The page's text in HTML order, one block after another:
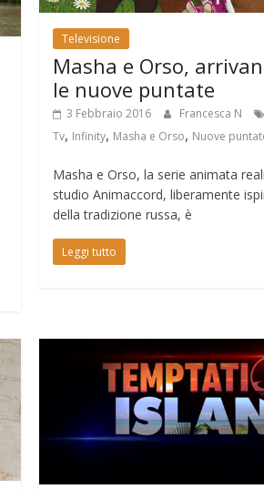
Televisione
Masha e Orso,
le nuove puntate
3 Febbraio 2016 Francesca N
Tv, Infinity, Masha e Orso, Nuove
Masha e Orso, la serie animata
studio Animaccord, liberamente
della tradizione russa, è
Leggi tutto